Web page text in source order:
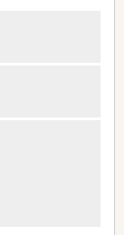
しながら進めてい
剤師研修会」や
ります。
が中心ですがレー
います
ッフ同士も患者様
者もしばらく出